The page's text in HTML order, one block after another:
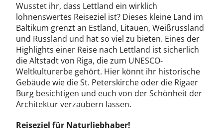
Wusstet ihr, dass Lettland ein wirklich
lohnenswertes Reiseziel ist? Dieses kleine Land im
Baltikum grenzt an Estland, Litauen, Weißrussland
und Russland und hat so viel zu bieten. Eines der
Highlights einer Reise nach Lettland ist sicherlich
die Altstadt von Riga, die zum UNESCO-
Weltkulturerbe gehört. Hier könnt ihr historische
Gebäude wie die St. Peterskirche oder die Rigaer
Burg besichtigen und euch von der Schönheit der
Architektur verzaubern lassen.
Reiseziel für Naturliebhaber!